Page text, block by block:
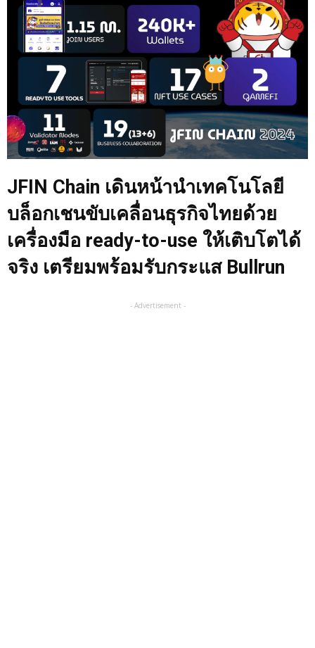
JFIN Chain เดินหน้านำเทคโนโลยี
บล็อกเชนขับเคลื่อนธุรกิจไทยด้วย
เครื่องมือ ready-to-use ให้เติบโตได้
จริง เตรียมพร้อมรับกระแส Bullrun
- Advertisement -